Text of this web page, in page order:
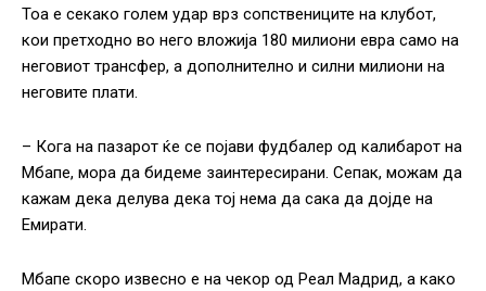
Тоа е секако голем удар врз сопствениците на клубот,
кои претходно во него вложија 180 милиони евра само на
неговиот трансфер, а дополнително и силни милиони на
неговите плати.
– Кога на пазарот ќе се појави фудбалер од калибарот на
Мбапе, мора да бидеме заинтересирани. Сепак, можам да
кажам дека делува дека тој нема да сака да дојде на
Емирати.
Мбапе скоро извесно е на чекор од Реал Мадрид, а како